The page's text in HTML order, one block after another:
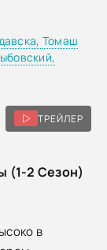
ТРЕЙЛЕР
Томаш
(1-2 Сезон)
в